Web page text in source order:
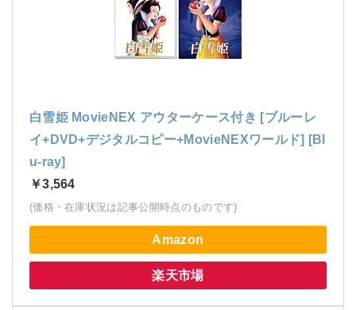
白雪姫 MovieNEX アウターケース付き [ブルーレ
イ+DVD+デジタルコピー+MovieNEXワールド] [Bl
u-ray]
￥3,564
(価格・在庫状況は記事公開時点のものです)
Amazon
楽天市場